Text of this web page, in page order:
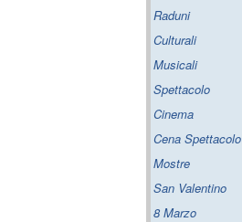
Raduni
Culturali
Musicali
Spettacolo
Cinema
Cena Spettacolo
Mostre
San Valentino
8 Marzo